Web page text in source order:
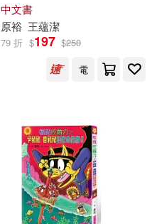
中文書
原裕 王蘊潔
79 折 $197 $250
電